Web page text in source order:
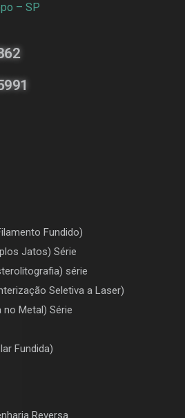
– SP
Fundido)
Jatos) Série
série
Seletiva a Laser)
no Metal) Série
Fundida)
Reversa